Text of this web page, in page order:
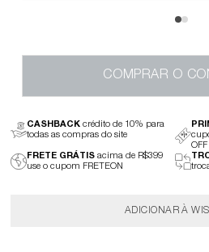
COMPRAR O
CASHBACK crédito de 10% para
todas as compras do site
OFF
FRETE GRÁTIS acima de R$399
use o cupom FRETEON